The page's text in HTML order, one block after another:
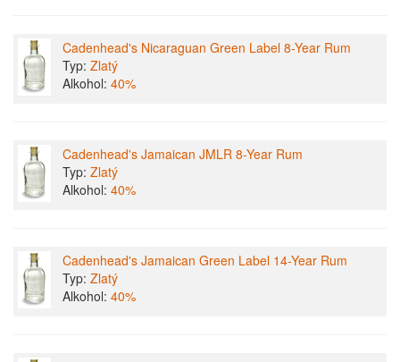
Cadenhead's Nicaraguan Green Label 8-Year Rum
Typ: Zlatý
Alkohol: 40%
Cadenhead's Jamaican JMLR 8-Year Rum
Typ: Zlatý
Alkohol: 40%
Cadenhead's Jamaican Green Label 14-Year Rum
Typ: Zlatý
Alkohol: 40%